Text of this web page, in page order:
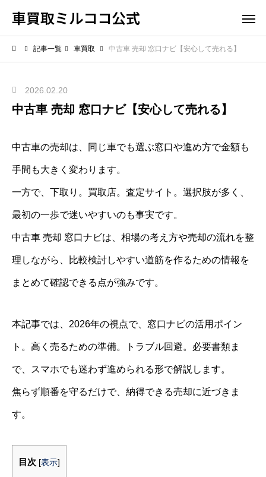
車買取ミルココ公式
記事一覧 車買取 中古車 売却 窓口ナビ【安心して売れる】
2026.02.20
中古車 売却 窓口ナビ【安心して売れる】
中古車の売却は、同じ車でも選ぶ窓口や進め方で金額も
手間も大きく変わります。
一方で、下取り。買取店。査定サイト。選択肢が多く、
最初の一歩で迷いやすいのも事実です。
中古車 売却 窓口ナビは、相場の考え方や売却の流れを整
理しながら、比較検討しやすい道筋を作るための情報を
まとめて確認できる点が強みです。
本記事では、2026年の視点で、窓口ナビの活用ポイン
ト。高く売るための準備。トラブル回避。必要書類ま
で、スマホでも迷わず進められる形で解説します。
焦らず順番を守るだけで、納得できる売却に近づきま
す。
目次 [表示]